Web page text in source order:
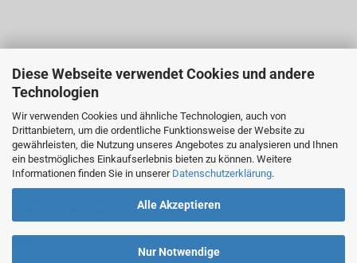
Diese Webseite verwendet Cookies und andere
Technologien
Wir verwenden Cookies und ähnliche Technologien, auch von
Drittanbietern, um die ordentliche Funktionsweise der Website zu
gewährleisten, die Nutzung unseres Angebotes zu analysieren und Ihnen
ein bestmögliches Einkaufserlebnis bieten zu können. Weitere
Informationen finden Sie in unserer Datenschutzerklärung.
Alle Akzeptieren
Nur Notwendige
Zahlungsarten
Widerrufsrecht
AGB